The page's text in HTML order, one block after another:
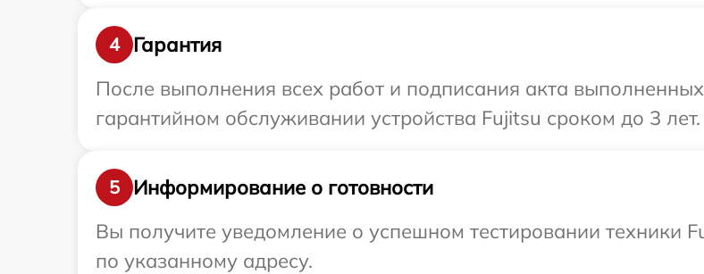
4
Гарантия
После выполнения всех работ и подписания акта
гарантийном обслуживании устройства Fujitsu сроком до 3 лет.
5
Информирование о готовности
Вы получите уведомление о успешном тестировании техники
по указанному адресу.